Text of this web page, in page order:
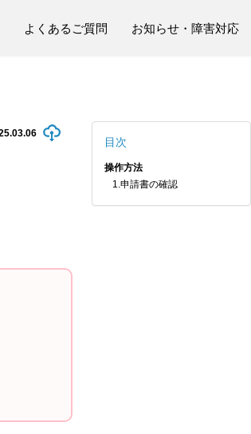
よくあるご質問 お知らせ・障害対応
目次
操作方法
1.申請書の確認